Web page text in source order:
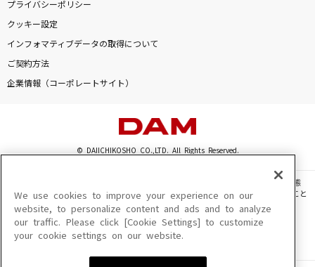
プライバシーポリシー
クッキー設定
インフォマティブデータの取得について
ご契約方法
企業情報（コーポレートサイト）
© DAIICHIKOSHO CO.,LTD. All Rights Reserved.
このサイトに掲載されている一切の文章・画像・写真・動画・音声等を、手段や形態
を問わず、著作権法の定める範囲を超えて無断で複製、転載、ファイル化などすること
を禁じます。
楽曲及びコンテンツは、機種によりご利用いただけない場合があります。
楽曲及びコンテンツの配信日、配信内容が変更になる場合があります。
We use cookies to improve your experience on our
website, to personalize content and ads and to analyze
our traffic. Please click [Cookie Settings] to customize
your cookie settings on our website.